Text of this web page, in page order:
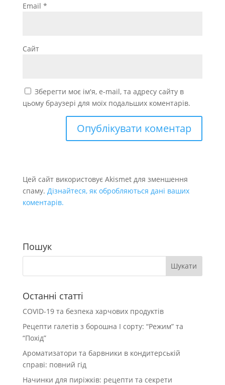
Email *
Сайт
Зберегти моє ім'я, e-mail, та адресу сайту в
цьому браузері для моїх подальших коментарів.
Цей сайт використовує Akismet для зменшення
спаму. Дізнайтеся, як обробляються дані ваших
коментарів.
Пошук
Останні статті
COVID-19 та безпека харчових продуктів
Рецепти галетів з борошна І сорту: “Режим” та
“Похід”
Ароматизатори та барвники в кондитерській
справі: повний гід
Начинки для пиріжків: рецепти та секрети